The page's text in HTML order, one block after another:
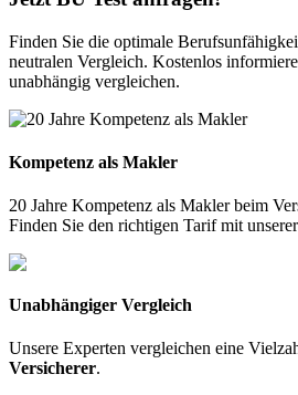
Finden Sie die optimale
neutralen Vergleich. Kostenlos
unabhängig vergleichen.
Kompetenz als Makler
20 Jahre Kompetenz als Makler beim
Finden Sie den richtigen Tarif mit
Unabhängiger Vergleich
Unsere Experten vergleichen eine
Versicherer.